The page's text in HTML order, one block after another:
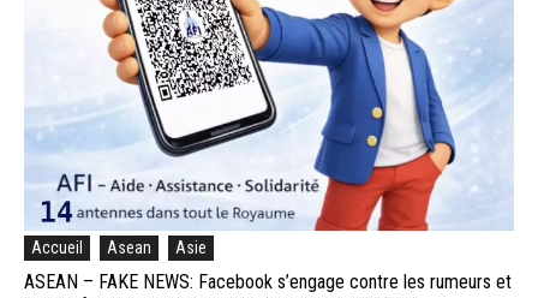
Accueil Asean Asie
ASEAN – FAKE NEWS: Facebook s’engage contre les rumeurs et